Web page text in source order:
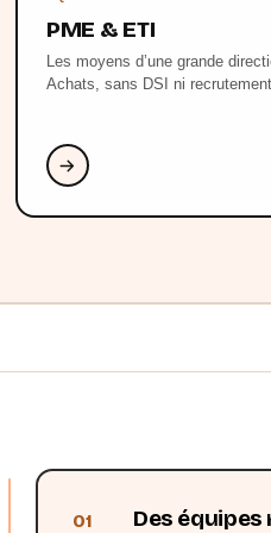
PME & ETI
Les moyens d’une grande
Achats, sans DSI ni
01 Des